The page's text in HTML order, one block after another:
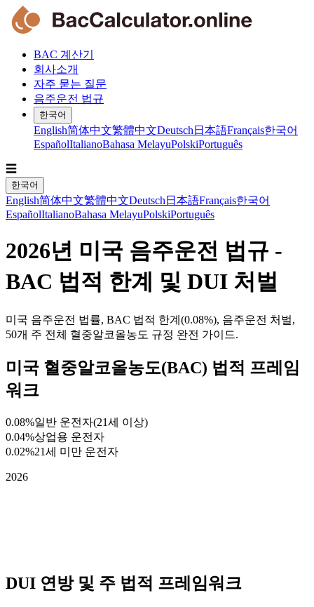
BAC 계산기
회사소개
자주 묻는 질문
음주운전 법규
한국어
English简体中文繁體中文Deutsch 日本語Français한국어
EspañolItalianoBahasa MelayuPolskiPortuguês
☰
한국어
English简体中文繁體中文Deutsch 日本語Français한국어
EspañolItalianoBahasa MelayuPolskiPortuguês
2026년 미국 음주운전 법규 -
BAC 법적 한계 및 DUI 처벌
미국 음주운전 법률, BAC 법적 한계(0.08%), 음주운전 처벌,
50개 주 전체 혈중알코올농도 규정 완전 가이드.
미국 혈중알코올농도(BAC) 법적 프레임
워크
0.08%일반 운전자(21세 이상)
0.04%상업용 운전자
0.02%21세 미만 운전자
2026
DUI 연방 및 주 법적 프레임워크